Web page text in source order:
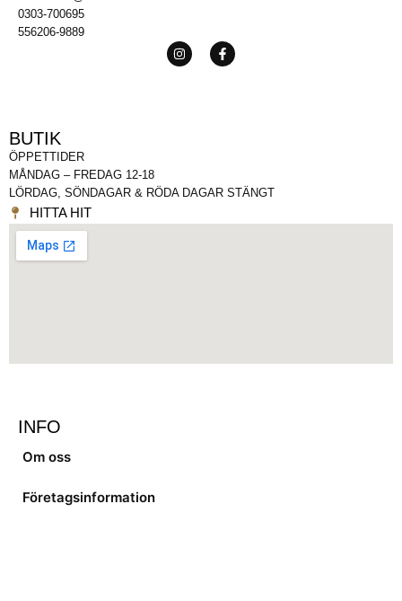
0303-700695
556206-9889
BUTIK
ÖPPETTIDER
MÅNDAG – FREDAG 12-18
LÖRDAG, SÖNDAGAR & RÖDA DAGAR STÄNGT
HITTA HIT
INFO
Om oss
Företagsinformation